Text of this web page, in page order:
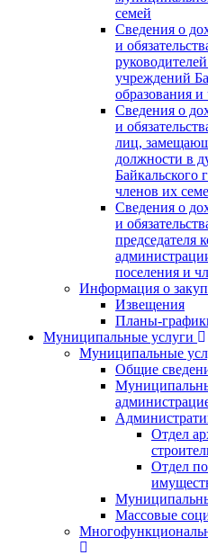
семей
Сведения о
и
учреждений
образования
Сведения о
и
лиц,
должности в
Байкальского
членов их
Сведения о
и
председателя
поселения и
Информация о
Извещения
Планы-
Муниципальные услуги
Муниципальные
Общие
Отдел
Отдел
Массовые